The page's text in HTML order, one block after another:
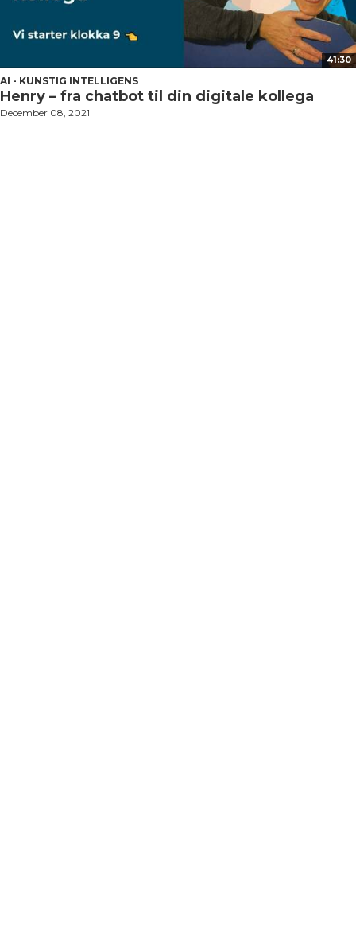
41:30
AI - KUNSTIG INTELLIGENS
Henry – fra chatbot til din digitale kollega
December 08, 2021